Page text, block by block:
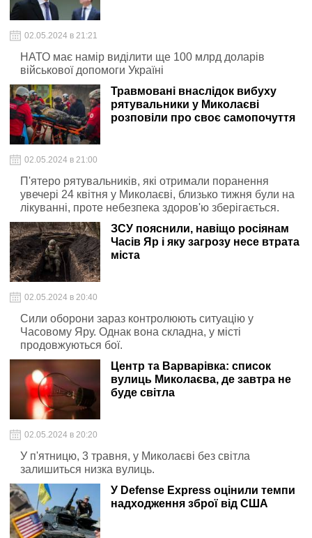
02.05.2024 в 21:21
НАТО має намір виділити ще 100 млрд доларів
військової допомоги Україні
Травмовані внаслідок вибуху
рятувальники у Миколаєві
розповіли про своє самопочуття
02.05.2024 в 21:00
П'ятеро рятувальників, які отримали поранення
увечері 24 квітня у Миколаєві, близько тижня були на
лікуванні, проте небезпека здоров'ю зберігається.
ЗСУ пояснили, навіщо росіянам
Часів Яр і яку загрозу несе втрата
міста
02.05.2024 в 20:40
Сили оборони зараз контролюють ситуацію у
Часовому Яру. Однак вона складна, у місті
продовжуються бої.
Центр та Варварівка: список
вулиць Миколаєва, де завтра не
буде світла
02.05.2024 в 20:20
У п'ятницю, 3 травня, у Миколаєві без світла
залишиться низка вулиць.
У Defense Express оцінили темпи
надходження зброї від США